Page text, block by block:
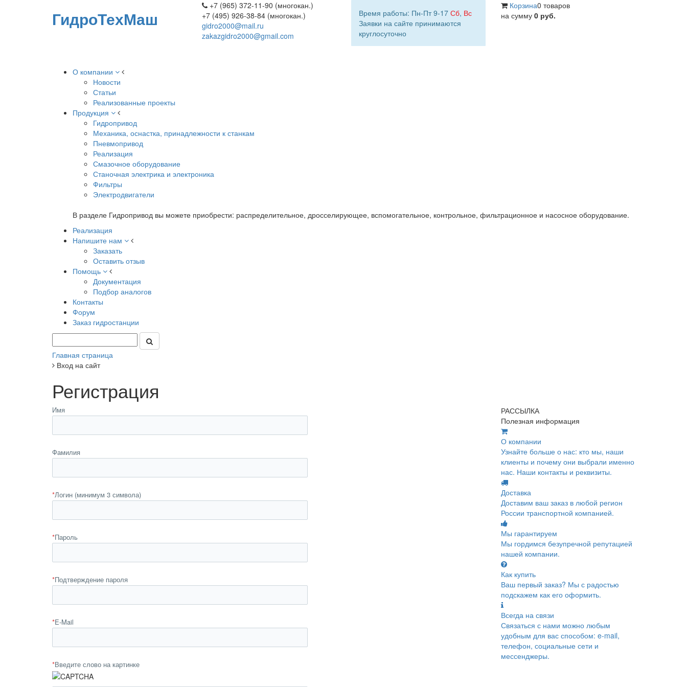
ГидроТехМаш
+7 (965) 372-11-90 (многокан.)
+7 (495) 926-38-84 (многокан.)
gidro2000@mail.ru
zakazgidro2000@gmail.com
Время работы: Пн-Пт 9-17 Сб, Вс
Заявки на сайте принимаются
круглосуточно
Корзина0 товаров
на сумму 0 руб.
О компании
Новости
Статьи
Реализованные проекты
Продукция
Гидропривод
Механика, оснастка, принадлежности к станкам
Пневмопривод
Реализация
Смазочное оборудование
Станочная электрика и электроника
Фильтры
Электродвигатели
В разделе Гидропривод вы можете приобрести: распределительное, дросселирующее, вспомогательное, контрольное, фильтрационное и насосное оборудование.
Реализация
Напишите нам
Заказать
Оставить отзыв
Помощь
Документация
Подбор аналогов
Контакты
Форум
Заказ гидростанции
Главная страница
Вход на сайт
Регистрация
Имя
Фамилия
*Логин (минимум 3 символа)
*Пароль
*Подтверждение пароля
*E-Mail
*Введите слово на картинке
РАССЫЛКА
Полезная информация
О компании
Узнайте больше о нас: кто мы, наши
клиенты и почему они выбрали именно
нас. Наши контакты и реквизиты.
Доставка
Доставим ваш заказ в любой регион
России транспортной компанией.
Мы гарантируем
Мы гордимся безупречной репутацией
нашей компании.
Как купить
Ваш первый заказ? Мы с радостью
подскажем как его оформить.
Всегда на связи
Связаться с нами можно любым
удобным для вас способом: e-mail,
телефон, социальные сети и
мессенджеры.